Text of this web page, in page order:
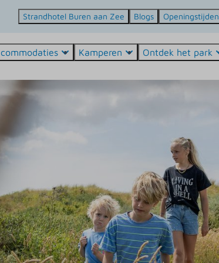
Strandhotel Buren aan Zee Blogs Openingstijden
Kamperen Ontdek het park